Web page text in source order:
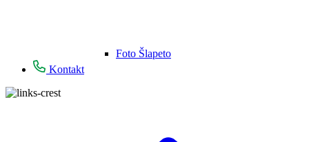
Foto Šlapeto
Kontakt